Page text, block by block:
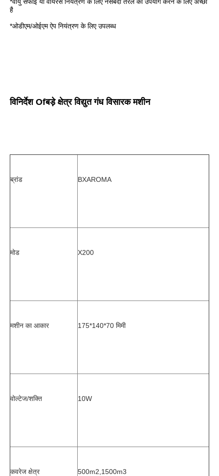
है
*ओडीएम/ओईएम ऐप नियंत्रण के लिए उपलब्ध
विनिर्देश Ofबड़े क्षेत्र विद्युत गंध विसारक मशीन
ब्रांड BXAROMA
मोड X200
मशीन का आकार 175*140*70 मिमी
वोल्टेज/शक्ति 10W
कवरेज क्षेत्र 500m2,1500m3